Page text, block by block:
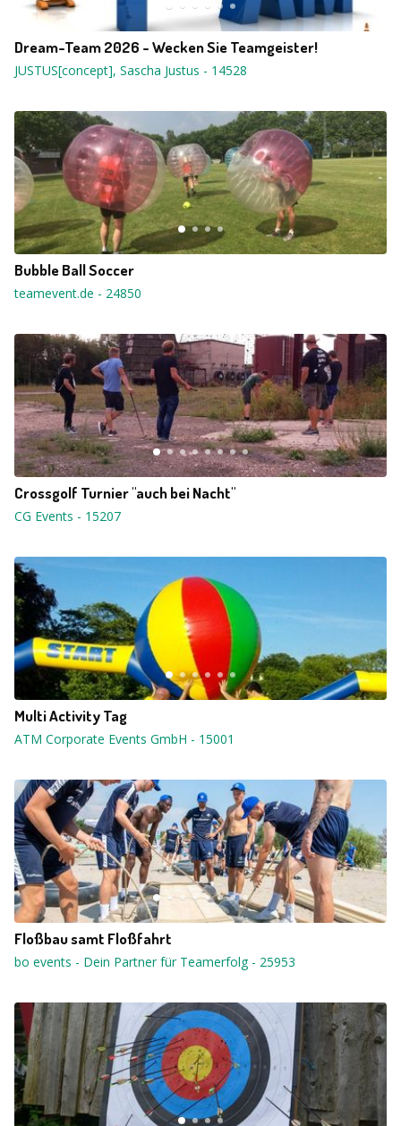
Dream-Team 2026 - Wecken Sie Teamgeister!
JUSTUS[concept], Sascha Justus - 14528
Bubble Ball Soccer
teamevent.de - 24850
Crossgolf Turnier "auch bei Nacht"
CG Events - 15207
Multi Activity Tag
ATM Corporate Events GmbH - 15001
Floßbau samt Floßfahrt
bo events - Dein Partner für Teamerfolg- 25953